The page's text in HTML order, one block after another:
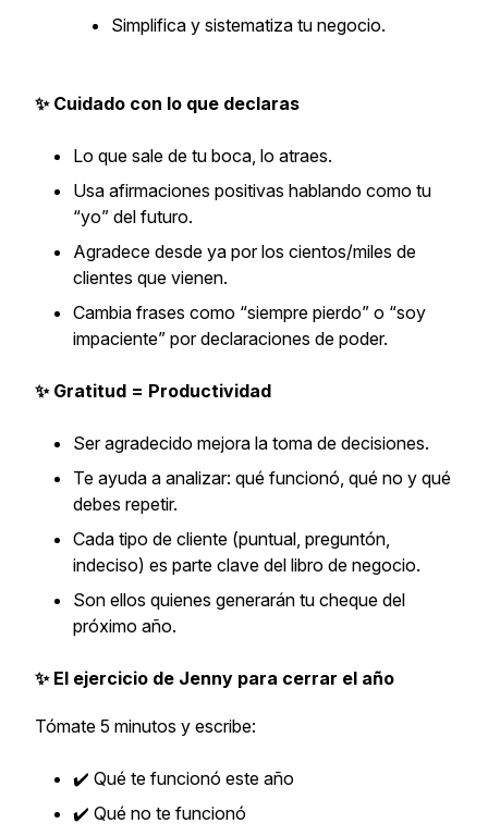
Simplifica y sistematiza tu negocio.
✨ Cuidado con lo que declaras
Lo que sale de tu boca, lo atraes.
Usa afirmaciones positivas hablando como tu
“yo” del futuro.
Agradece desde ya por los cientos/miles de
clientes que vienen.
Cambia frases como “siempre pierdo” o “soy
impaciente” por declaraciones de poder.
✨ Gratitud = Productividad
Ser agradecido mejora la toma de decisiones.
Te ayuda a analizar: qué funcionó, qué no y qué
debes repetir.
Cada tipo de cliente (puntual, preguntón,
indeciso) es parte clave del libro de negocio.
Son ellos quienes generarán tu cheque del
próximo año.
✨ El ejercicio de Jenny para cerrar el año
Tómate 5 minutos y escribe:
✔️ Qué te funcionó este año
✔️ Qué no te funcionó